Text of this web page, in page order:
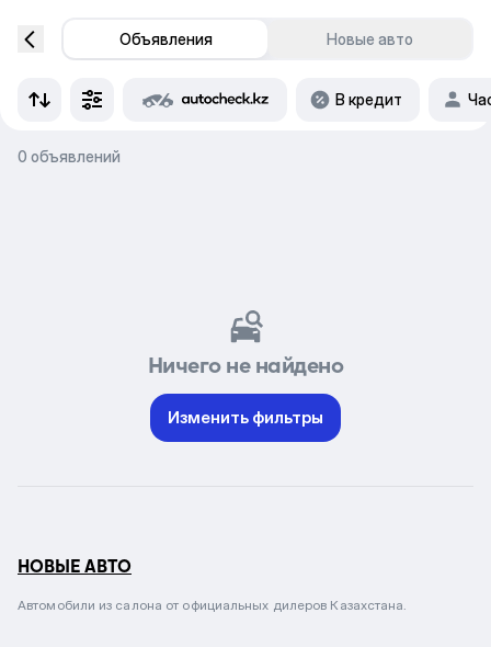
Объявления Новые авто
В кредит
0 объявлений
Ничего не найдено
Изменить фильтры
НОВЫЕ АВТО
Автомобили из салона от официальных дилеров Казахстана.